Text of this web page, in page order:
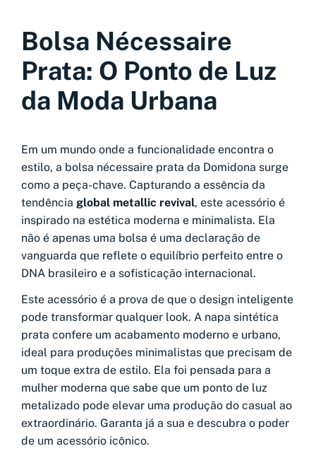
Bolsa Nécessaire
Prata: O Ponto de Luz
da Moda Urbana
Em um mundo onde a funcionalidade encontra o
estilo, a bolsa nécessaire prata da Domidona surge
como a peça-chave. Capturando a essência da
tendência global metallic revival, este acessório é
inspirado na estética moderna e minimalista. Ela
não é apenas uma bolsa é uma declaração de
vanguarda que reflete o equilíbrio perfeito entre o
DNA brasileiro e a sofisticação internacional.
Este acessório é a prova de que o design inteligente
pode transformar qualquer look. A napa sintética
prata confere um acabamento moderno e urbano,
ideal para produções minimalistas que precisam de
um toque extra de estilo. Ela foi pensada para a
mulher moderna que sabe que um ponto de luz
metalizado pode elevar uma produção do casual ao
extraordinário. Garanta já a sua e descubra o poder
de um acessório icônico.